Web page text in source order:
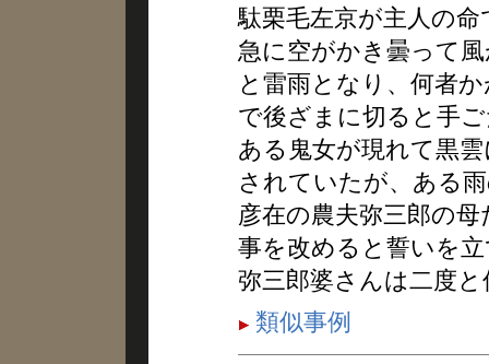
駄栗毛左京が主人の
急に空がかき曇って
と雷雨となり、何者
で後ざまに切ると手
ある鬼女が現れて黒
されていたが、ある
彦在の農夫弥三郎の
事を改めると誓いを
弥三郎婆さんは二度
類似事例